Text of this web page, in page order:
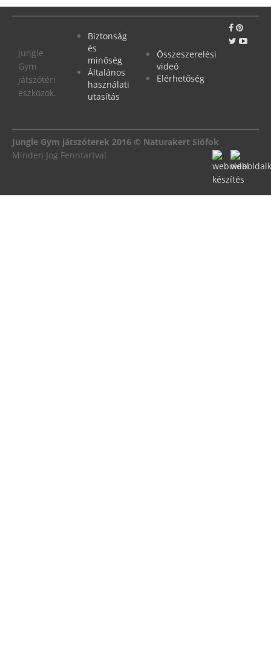
Jungle
Gym
játszótéri
eszközök.
Biztonság
és
minőség
Általános
használati
utasítás
Összeszerelési
videó
Elérhetőség
Jungle Gym játszóterek 2016 © Naturakert Siófok
Minden Jog Fenntartva!